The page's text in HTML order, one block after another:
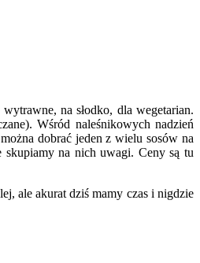
na słodko, dla wegetarian.
Wśród naleśnikowych nadzień
dobrać jeden z wielu sosów na
skupiamy na nich uwagi. Ceny są tu
ale akurat dziś mamy czas i nigdzie